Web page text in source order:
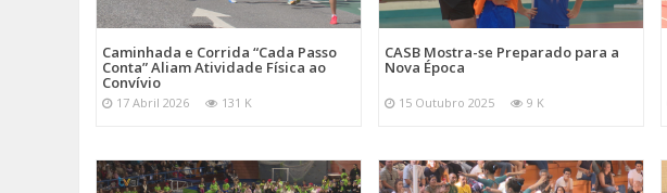
Caminhada e Corrida “Cada Passo
Conta” Aliam Atividade Física ao
Convívio
17 Abril 2026 131 K
CASB Mostra-se Preparado para a
Nova Época
15 Outubro 2025 9 K